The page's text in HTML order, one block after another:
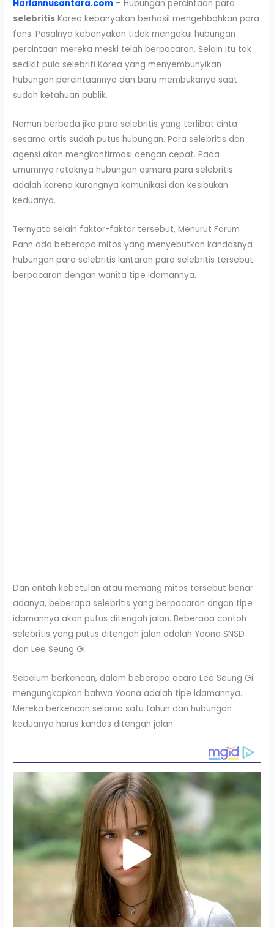
Hariannusantara.com – Hubungan percintaan para
selebritis Korea kebanyakan berhasil mengehbohkan para
fans. Pasalnya kebanyakan tidak mengakui hubungan
percintaan mereka meski telah berpacaran. Selain itu tak
sedikit pula selebriti Korea yang menyembunyikan
hubungan percintaannya dan baru membukanya saat
sudah ketahuan publik.
Namun berbeda jika para selebritis yang terlibat cinta
sesama artis sudah putus hubungan. Para selebritis dan
agensi akan mengkonfirmasi dengan cepat. Pada
umumnya retaknya hubungan asmara para selebritis
adalah karena kurangnya komunikasi dan kesibukan
keduanya.
Ternyata selain faktor-faktor tersebut, Menurut Forum
Pann ada beberapa mitos yang menyebutkan kandasnya
hubungan para selebritis lantaran para selebritis tersebut
berpacaran dengan wanita tipe idamannya.
Dan entah kebetulan atau memang mitos tersebut benar
adanya, beberapa selebritis yang berpacaran dngan tipe
idamannya akan putus ditengah jalan. Beberaoa contoh
selebritis yang putus ditengah jalan adalah Yoona SNSD
dan Lee Seung Gi.
Sebelum berkencan, dalam beberapa acara Lee Seung Gi
mengungkapkan bahwa Yoona adalah tipe idamannya.
Mereka berkencan selama satu tahun dan hubungan
keduanya harus kandas ditengah jalan.